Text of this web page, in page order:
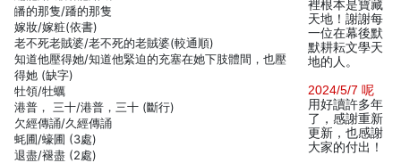
皤的那隻/蹯的那隻
嫁妝/嫁粧(依書)
老不死老賊婆/老不死的老賊婆(較通順)
知道他壓得她/知道他緊迫的充塞在她下肢體間，也壓
得她 (缺字)
牡領/牡蠣
港普， 三十/港普，三十 (斷行)
欠經傳誦/久經傳誦
蚝圃/蠔圃 (3處)
退盡/褪盡 (2處)
裡根本是寶藏
天地！謝謝每
一位在幕後默
默耕耘文學天
地的人。
2024/5/7 呢
用好讀許多年
了，感謝重新
更新，也感謝
大家的付出！